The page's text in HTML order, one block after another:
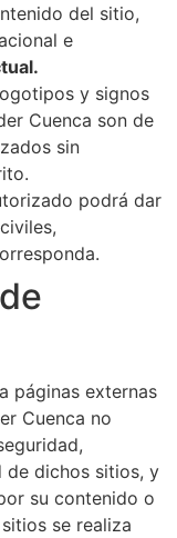
del sitio,
e
y signos
Cuenca son de
sin
podrá dar
páginas externas
Cuenca no
dichos sitios, y
su contenido o
se realiza